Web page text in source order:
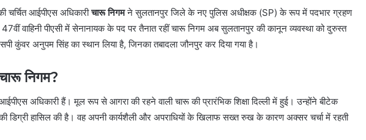
चर्चित आईपीएस अधिकारीचारू निगमने सुलतानपुर जिले के नए पुलिस अधीक्षक (SP) के रूप में पदभार ग्रहण
47वीं वाहिनी पीएसी में सेनानायक के पद पर तैनात रहीं चारू निगम अब सुलतानपुर की कानून व्यवस्था को दुरुस्त
कुंवर अनुपम सिंह का स्थान लिया है, जिनका तबादला जौनपुर कर दिया गया है।
निगम?
अधिकारी हैं। मूल रूप से आगरा की रहने वाली चारू की प्रारंभिक शिक्षा दिल्ली में हुई। उन्होंने बीटेक
डिग्री हासिल की है। वह अपनी कार्यशैली और अपराधियों के खिलाफ सख्त रुख के कारण अक्सर चर्चा में रहती